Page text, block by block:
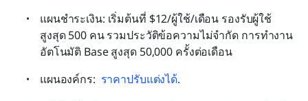
แผนชำระเงิน: เริ่มต้นที่ $12/ผู้ใช้/เดือน รองรับผู้ใช้
สูงสุด 500 คน รวมประวัติข้อความไม่จำกัด การทำงาน
อัตโนมัติ Base สูงสุด 50,000 ครั้งต่อเดือน
แผนองค์กร: ราคาปรับแต่งได้.